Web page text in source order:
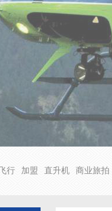
飞行 加盟 直升机 商业旅拍